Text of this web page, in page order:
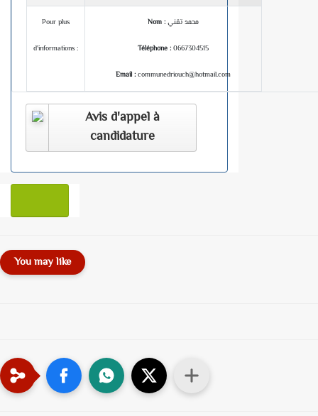
Pour plus
d'informations :
Nom : محمد تقني
Téléphone : 0667304515
Email : communedriouch@hotmail.com
Avis d'appel à
candidature
You may like